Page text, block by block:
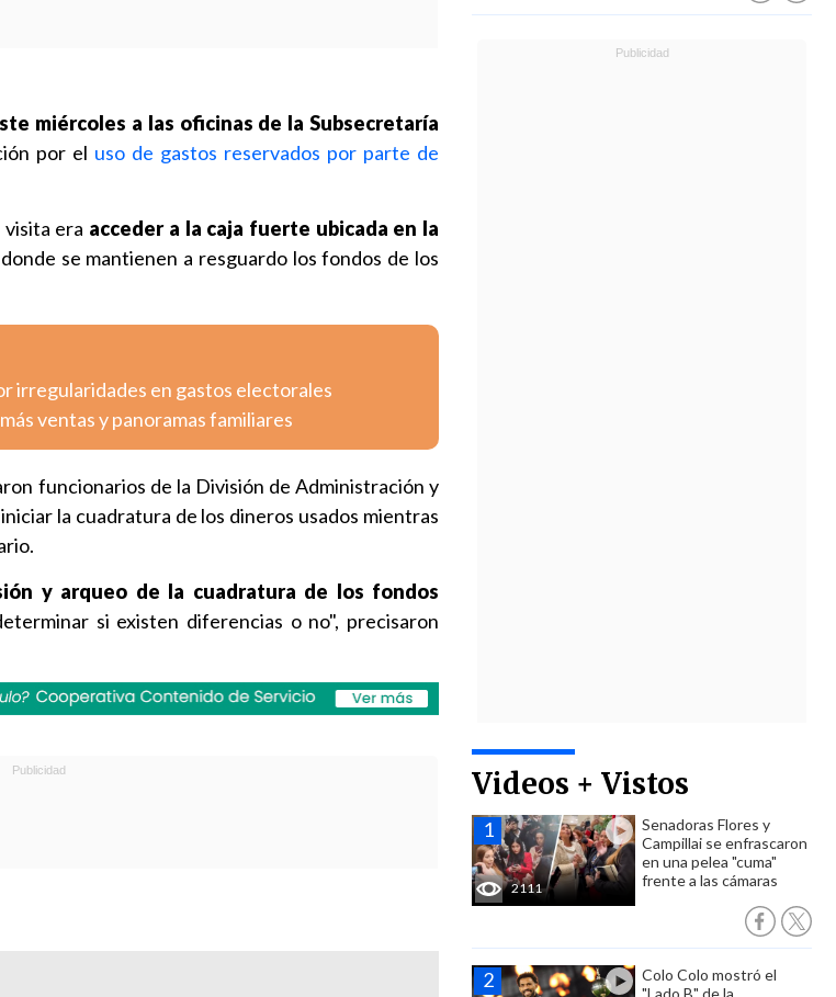
Videos + Vistos
2111
Senadoras Flores y
Campillai se enfrascaron
en una pelea "cuma"
frente a las cámaras
Colo Colo mostró el
"Lado B" de la
miércoles a las oficinas de la Subsecretaría
por el uso de gastos reservados por parte de
era acceder a la caja fuerte ubicada en la
se mantienen a resguardo los fondos de los
irregularidades en gastos electorales
ventas y panoramas familiares
funcionarios de la División de Administración y
la cuadratura de los dineros usados mientras
y arqueo de la cuadratura de los fondos
si existen diferencias o no", precisaron